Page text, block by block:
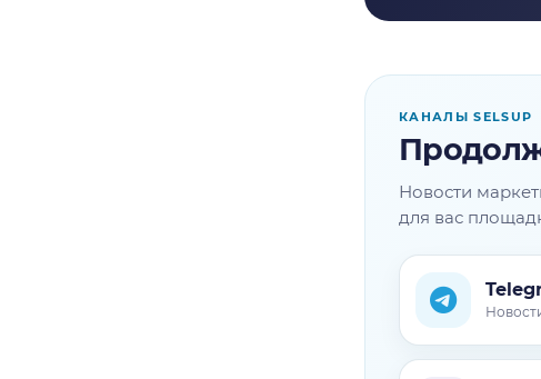
КАНАЛЫ SELSUP
Новости
для вас